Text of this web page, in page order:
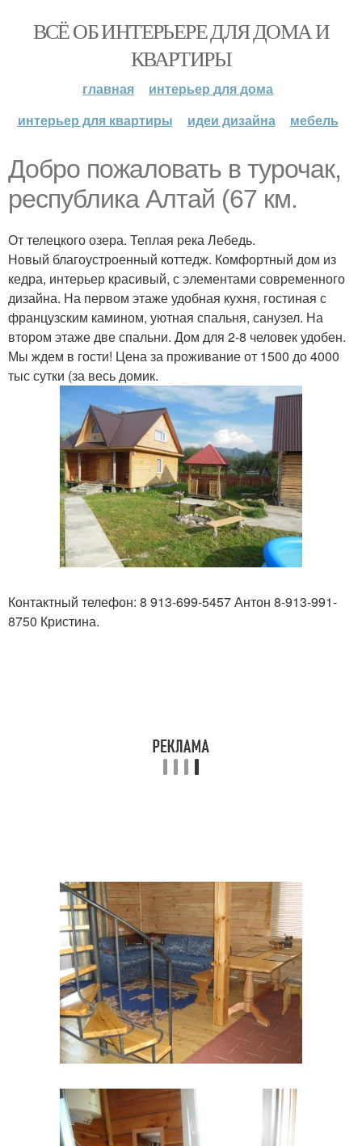
ВСЁ ОБ ИНТЕРЬЕРЕ ДЛЯ ДОМА И
КВАРТИРЫ
главная
интерьер для дома
интерьер для квартиры
идеи дизайна мебель
Добро пожаловать в турочак,
республика Алтай (67 км.
От телецкого озера. Теплая река Лебедь.
Новый благоустроенный коттедж. Комфортный дом из
кедра, интерьер красивый, с элементами современного
дизайна. На первом этаже удобная кухня, гостиная с
французским камином, уютная спальня, санузел. На
втором этаже две спальни. Дом для 2-8 человек удобен.
Мы ждем в гости! Цена за проживание от 1500 до 4000
тыс сутки (за весь домик.
Контактный телефон: 8 913-699-5457 Антон 8-913-991-
8750 Кристина.